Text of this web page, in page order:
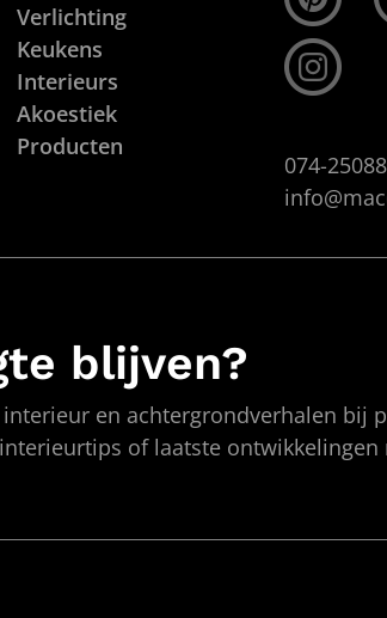
Verlichting
Keukens
Interieurs
Akoestiek
Producten
074-
blijven?
en achtergrondverhalen bij
of laatste ontwikkelingen